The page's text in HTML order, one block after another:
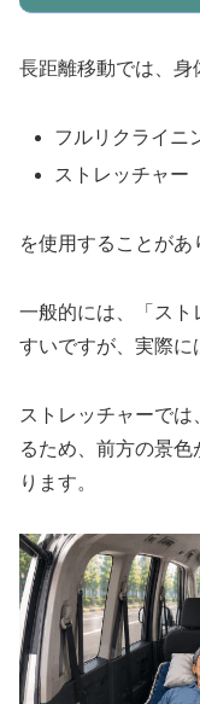
長距離移動では、身
フルリクライニ
ストレッチャー
を使用することがあ
一般的には、「スト
すいですが、実際に
ストレッチャーで
るため、前方の景
ります。